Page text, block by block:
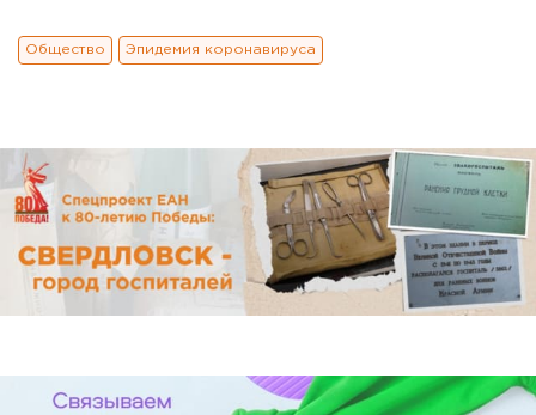
Общество Эпидемия коронавируса